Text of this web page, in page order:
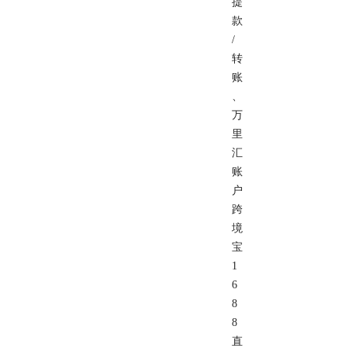
款
/
转
账
万
里
汇
账
户
跨
境
宝
1
6
8
8
直